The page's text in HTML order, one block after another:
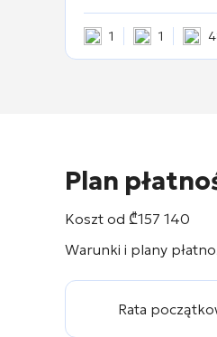
1 1
Plan
Koszt od ₾157 140
Warunki i plany
Rata